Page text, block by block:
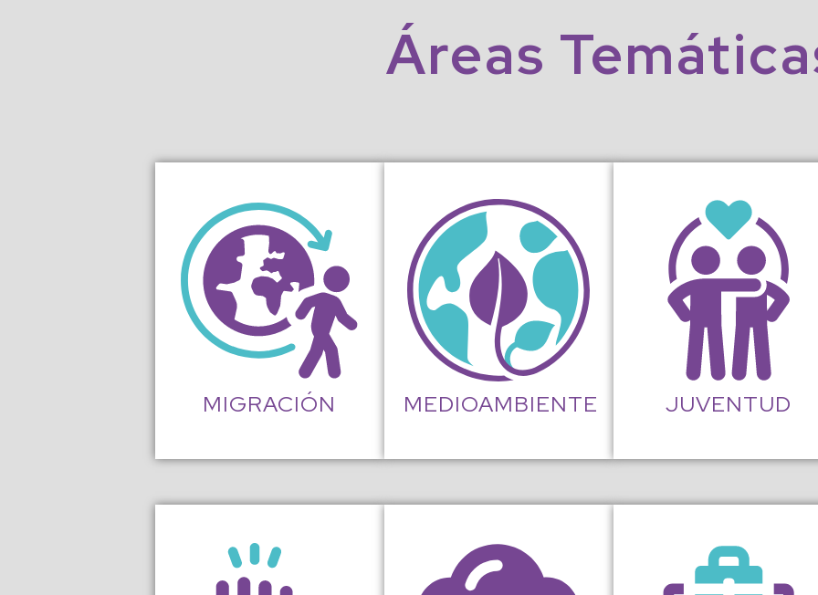
Áreas
MIGRACIÓN MEDIOAMBIENTE JUVENTUD